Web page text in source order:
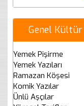
Genel Kültür
Yemek Pişirme
Yemek Yazıları
Ramazan Köşesi
Komik Yazılar
Ünlü Aşçılar